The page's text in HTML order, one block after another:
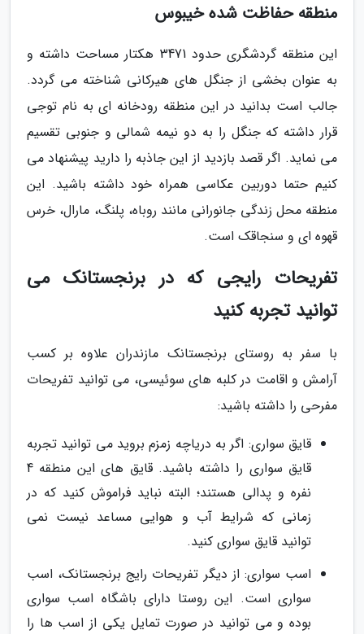
منطقه حفاظت شده خیبوس
این منطقه گردشگری حدود 3471 هکتار مساحت داشته و
به عنوان بخشی از جنگل های هیرکانی شناخته می گردد.
جالب است بدانید در این منطقه رودخانه ای به نام توجی
قرار داشته که جنگل را به دو نیمه شمالی و جنوبی تقسیم
می نماید. اگر قصد بازدید از این جاذبه را دارید پیشنهاد می
کنیم حتما دوربین عکاسی همراه خود داشته باشید. این
منطقه محل زندگی جانورانی مانند روباه، پلنگ، مارال، خرس
قهوه ای و سنجاقک است.
تفریحات رایجی که در برنجستانک می
توانید تجربه کنید
با سفر به روستای برنجستانک مازندران علاوه بر کسب
آرامش و اقامت در کلبه های سوئیسی، می توانید تفریحات
مفرحی را داشته باشید:
قایق سواری: اگر به دریاچه زمزم بروید می توانید تجربه
قایق سواری را داشته باشید. قایق های این منطقه 4
نفره و پدالی هستند؛ البته نباید فراموش کنید که در
زمانی که شرایط آب و هوایی مساعد نیست نمی
توانید قایق سواری کنید.
اسب سواری: از دیگر تفریحات رایج برنجستانک، اسب
سواری است. این روستا دارای باشگاه اسب سواری
بوده و می توانید در صورت تمایل یکی از اسب ها را